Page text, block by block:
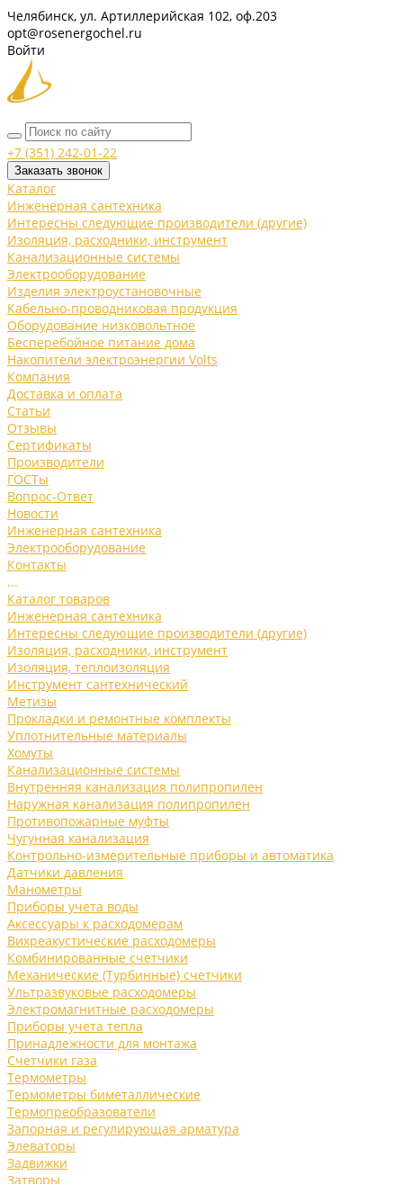
Челябинск, ул. Артиллерийская 102, оф.203
opt@rosenergochel.ru
Войти
+7 (351) 242-01-22
Заказать звонок
Каталог
Инженерная сантехника
Интересны следующие производители (другие)
Изоляция, расходники, инструмент
Канализационные системы
Электрооборудование
Изделия электроустановочные
Кабельно-проводниковая продукция
Оборудование низковольтное
Бесперебойное питание дома
Накопители электроэнергии Volts
Компания
Доставка и оплата
Статьи
Отзывы
Сертификаты
Производители
ГОСТы
Вопрос-Ответ
Новости
Инженерная сантехника
Электрооборудование
Контакты
...
Каталог товаров
Инженерная сантехника
Интересны следующие производители (другие)
Изоляция, расходники, инструмент
Изоляция, теплоизоляция
Инструмент сантехнический
Метизы
Прокладки и ремонтные комплекты
Уплотнительные материалы
Хомуты
Канализационные системы
Внутренняя канализация полипропилен
Наружная канализация полипропилен
Противопожарные муфты
Чугунная канализация
Контрольно-измерительные приборы и автоматика
Датчики давления
Манометры
Приборы учета воды
Аксессуары к расходомерам
Вихреакустические расходомеры
Комбинированные счетчики
Механические (Турбинные) счетчики
Ультразвуковые расходомеры
Электромагнитные расходомеры
Приборы учета тепла
Принадлежности для монтажа
Счетчики газа
Термометры
Термометры биметаллические
Термопреобразователи
Запорная и регулирующая арматура
Элеваторы
Задвижки
Затворы